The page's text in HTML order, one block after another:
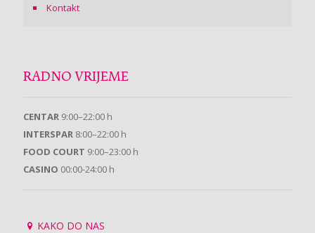
Kontakt
RADNO VRIJEME
CENTAR 9:00–22:00 h
INTERSPAR 8:00–22:00 h
FOOD COURT 9:00–23:00 h
CASINO 00:00-24:00 h
KAKO DO NAS